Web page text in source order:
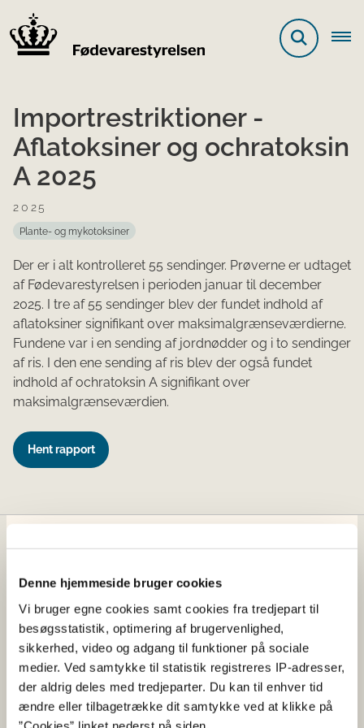
Denne hjemmeside bruger cookies
Vi bruger egne cookies samt cookies fra tredjepart til
besøgsstatistik, optimering af brugervenlighed,
sikkerhed, video og adgang til funktioner på sociale
medier. Ved samtykke til statistik registreres IP-adresser,
der aldrig deles med tredjeparter. Du kan til enhver tid
ændre eller tilbagetrække dit samtykke ved at klikke på
Importrestriktioner -
Aflatoksiner og ochratoksin
A 2025
2025
Plante- og mykotoksiner
Der er i alt kontrolleret 55 sendinger. Prøverne er udtaget
af Fødevarestyrelsen i perioden januar til december
2025. I tre af 55 sendinger blev der fundet indhold af
aflatoksiner signifikant over maksimalgrænseværdierne.
Fundene var i en sending af jordnødder og i to sendinger
af ris. I den ene sending af ris blev der også fundet
indhold af ochratoksin A signifikant over
maksimalgrænseværdien.
Hent rapport
Fødevarestyrelsen
Fødevarestyrelsen er en styrelse under
Erhvervsministeriet. Styrelsen arbejder med hele
fødevarekæden fra jord til bord med fokus på
dyresundhed og sikker, sund mad. Vi står bag De
officielle Kostråd og smileykontroller, som du kender
fra cafeer, restauranter og supermarkeder.